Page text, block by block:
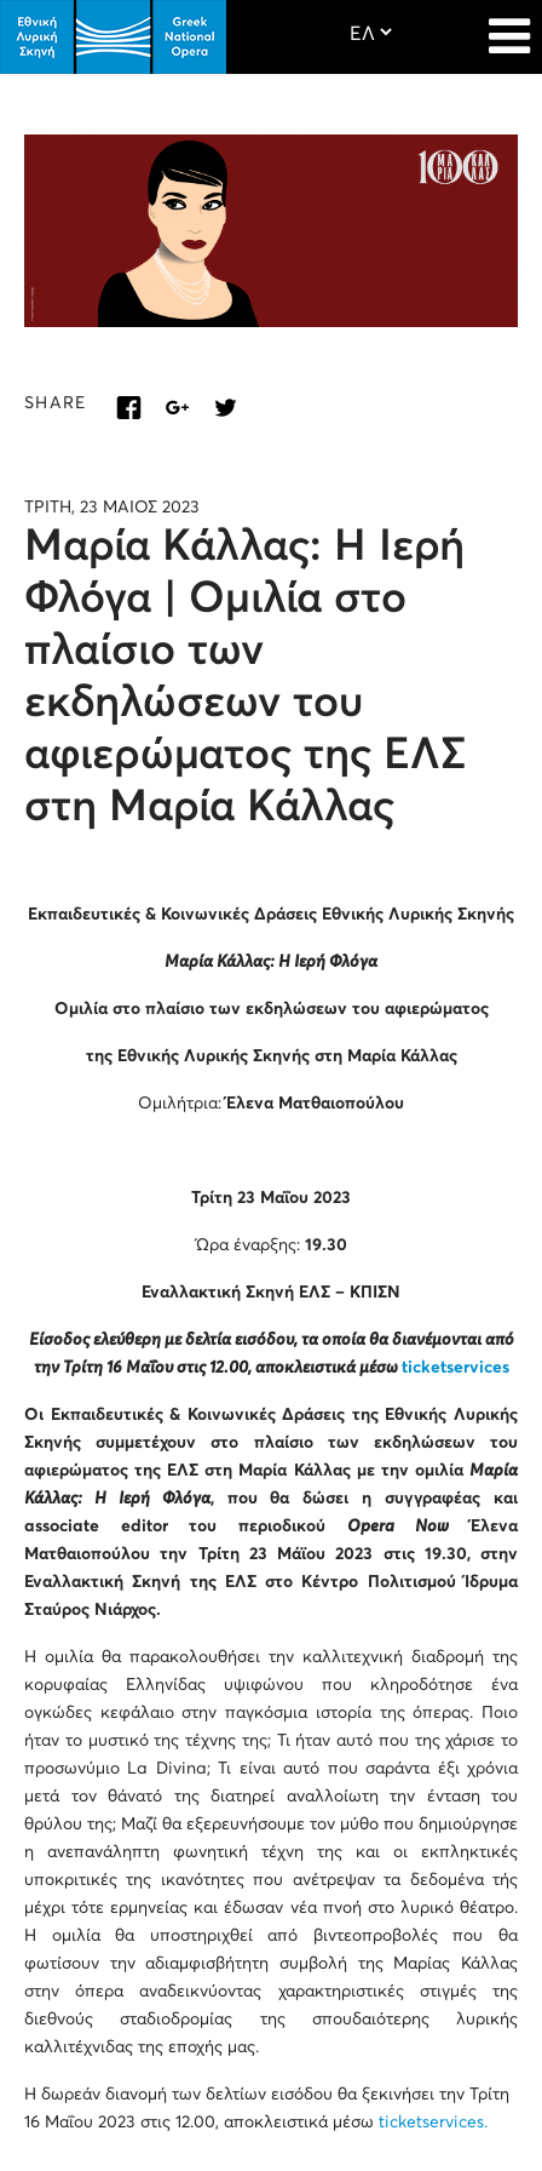
SHARE
ΤΡΙΤΗ, 23 ΜΑΙΟΣ 2023
Μαρία Κάλλας: Η Ιερή
Φλόγα | Ομιλία στο
πλαίσιο των
εκδηλώσεων του
αφιερώματος της ΕΛΣ
στη Μαρία Κάλλας
Εκπαιδευτικές & Κοινωνικές Δράσεις Εθνικής Λυρικής Σκηνής
Μαρία Κάλλας: Η Ιερή Φλόγα
Ομιλία στο πλαίσιο των εκδηλώσεων του αφιερώματος
της Εθνικής Λυρικής Σκηνής στη Μαρία Κάλλας
Ομιλήτρια: Έλενα Ματθαιοπούλου
Τρίτη 23 Μαΐου 2023
Ώρα έναρξης:19.30
Εναλλακτική Σκηνή ΕΛΣ – ΚΠΙΣΝ
Είσοδος ελεύθερη με δελτία εισόδου, τα οποία θα διανέμονται από
την Τρίτη 16 Μαΐου στις 12.00, αποκλειστικά μέσω ticketservices
Οι Εκπαιδευτικές & Κοινωνικές Δράσεις της Εθνικής Λυρικής
Σκηνής συμμετέχουν στο πλαίσιο των εκδηλώσεων του
αφιερώματος της ΕΛΣ στη Μαρία Κάλλας με την ομιλία Μαρία
Κάλλας: Η Ιερή Φλόγα, που θα δώσει η συγγραφέας και
associate
editorτου περιοδικού Opera Now
Έλενα
Ματθαιοπούλου την Τρίτη 23 Μάϊου 2023 στις 19.30, στην
Εναλλακτική Σκηνή της ΕΛΣ στο Κέντρο Πολιτισμού Ίδρυμα
Σταύρος Νιάρχος.
Η ομιλία θα παρακολουθήσει την καλλιτεχνική διαδρομή της
κορυφαίας Ελληνίδας υψιφώνου που κληροδότησε ένα
ογκώδες κεφάλαιο στην παγκόσμια ιστορία της όπερας. Ποιο
ήταν το μυστικό της τέχνης της; Τι ήταν αυτό που της χάρισε το
προσωνύμιο La Divina; Τι είναι αυτό που σαράντα έξι χρόνια
μετά τον θάνατό της διατηρεί αναλλοίωτη την ένταση του
θρύλου της; Μαζί θα εξερευνήσουμε τον μύθο που δημιούργησε
η ανεπανάληπτη φωνητική τέχνη της και οι εκπληκτικές
υποκριτικές της ικανότητες που ανέτρεψαν τα δεδομένα τής
μέχρι τότε ερμηνείας και έδωσαν νέα πνοή στο λυρικό θέατρο.
Η ομιλία θα υποστηριχθεί από βιντεοπροβολές που θα
φωτίσουν την αδιαμφισβήτητη συμβολή της Μαρίας Κάλλας
στην όπερα αναδεικνύοντας χαρακτηριστικές στιγμές της
διεθνούς σταδιοδρομίας της σπουδαιότερης λυρικής
καλλιτέχνιδας της εποχής μας.
Η δωρεάν διανομή των δελτίων εισόδου θα ξεκινήσει την Τρίτη
16 Μαΐου 2023 στις 12.00, αποκλειστικά μέσω ticketservices.